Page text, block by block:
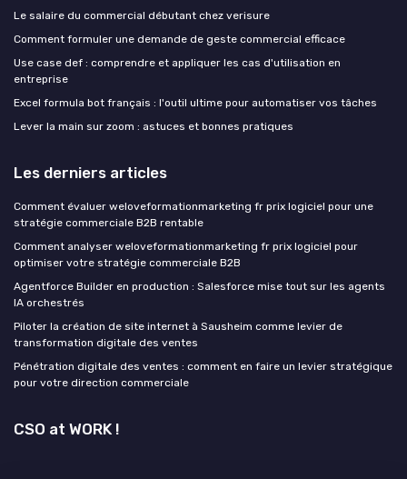
Le salaire du commercial débutant chez verisure
Comment formuler une demande de geste commercial efficace
Use case def : comprendre et appliquer les cas d'utilisation en
entreprise
Excel formula bot français : l'outil ultime pour automatiser vos tâches
Lever la main sur zoom : astuces et bonnes pratiques
Les derniers articles
Comment évaluer weloveformationmarketing fr prix logiciel pour une
stratégie commerciale B2B rentable
Comment analyser weloveformationmarketing fr prix logiciel pour
optimiser votre stratégie commerciale B2B
Agentforce Builder en production : Salesforce mise tout sur les agents
IA orchestrés
Piloter la création de site internet à Sausheim comme levier de
transformation digitale des ventes
Pénétration digitale des ventes : comment en faire un levier stratégique
pour votre direction commerciale
CSO at WORK !